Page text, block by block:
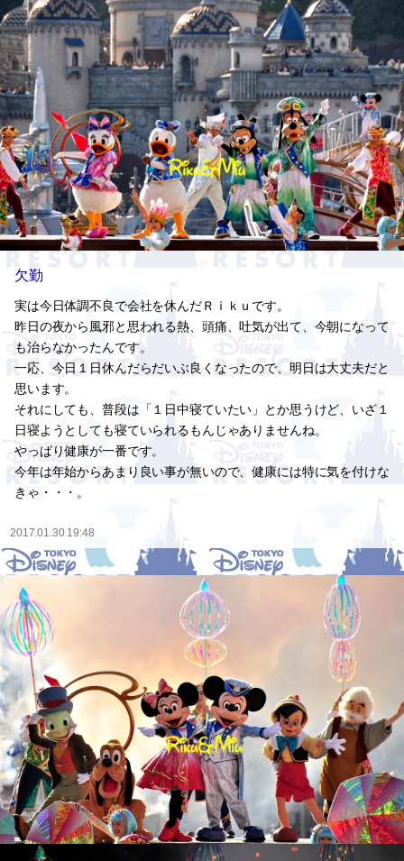
欠勤
実は今日体調不良で会社を休んだＲｉｋｕです。
昨日の夜から風邪と思われる熱、頭痛、吐気が出て、今朝になって
も治らなかったんです。
一応、今日１日休んだらだいぶ良くなったので、明日は大丈夫だと
思います。
それにしても、普段は「１日中寝ていたい」とか思うけど、いざ１
日寝ようとしても寝ていられるもんじゃありませんね。
やっぱり健康が一番です。
今年は年始からあまり良い事が無いので、健康には特に気を付けな
きゃ・・・。
2017.01.30 19:48